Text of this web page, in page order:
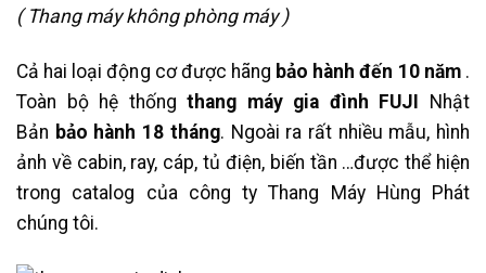
( Thang máy không phòng máy )
Cả hai loại động cơ được hãng bảo hành đến 10 năm.
Toàn bộ hệ thống thang máy gia đình FUJI
Nhật
Bản bảo hành 18 tháng. Ngoài ra rất nhiều mẫu, hình
ảnh về cabin, ray, cáp, tủ điện, biến tần …được thể hiện
trong catalog của công ty Thang Máy Hùng Phát
chúng tôi.